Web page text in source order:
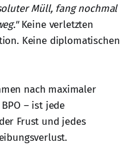
Müll, fang nochmal
Keine verletzten
Keine diplomatischen
nach maximaler
– ist jede
Frust und jedes